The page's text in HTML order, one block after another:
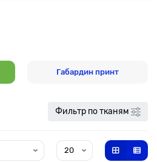
Габардин принт
Фильтр по тканям